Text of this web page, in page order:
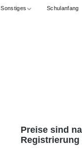
Sonstiges Schulanfang
Preise sind
Registrierung